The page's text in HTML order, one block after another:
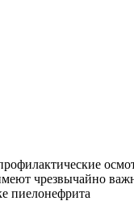
чрезвычайно
пиелонефрита